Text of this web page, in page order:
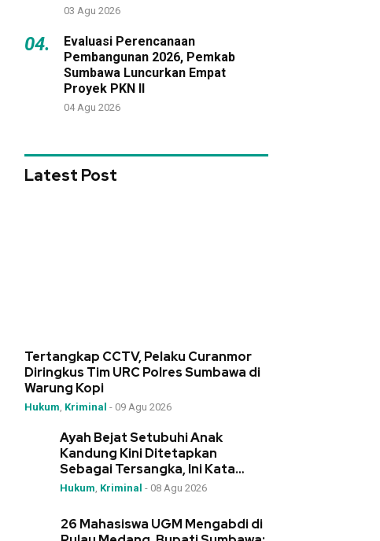
03 Agu 2026
04.
Evaluasi Perencanaan
Pembangunan 2026, Pemkab
Sumbawa Luncurkan Empat
Proyek PKN II
04 Agu 2026
Latest Post
Tertangkap CCTV, Pelaku Curanmor
Diringkus Tim URC Polres Sumbawa di
Warung Kopi
Hukum, Kriminal - 09 Agu 2026
Ayah Bejat Setubuhi Anak
Kandung Kini Ditetapkan
Sebagai Tersangka, Ini Kata
Kapolres Sumbawa
Hukum, Kriminal - 08 Agu 2026
26 Mahasiswa UGM Mengabdi di